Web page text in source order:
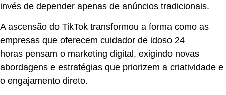
invés de depender apenas de anúncios tradicionais.
A ascensão do TikTok transformou a forma como as
empresas que oferecem cuidador de idoso 24
horas pensam o marketing digital, exigindo novas
abordagens e estratégias que priorizem a criatividade e
o engajamento direto.